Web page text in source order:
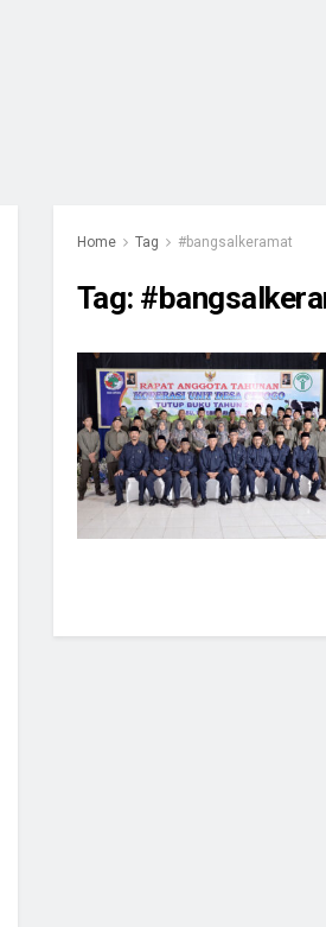
Home Tag #bangsalkeramat
Tag: